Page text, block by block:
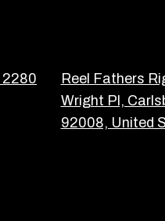
2280
Reel Fathers
Wright Pl,
92008, United